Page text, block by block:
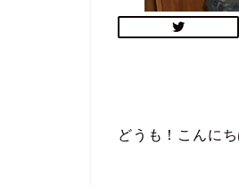
どうも！こんに